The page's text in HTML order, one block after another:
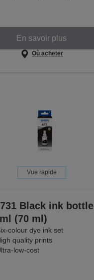
En savoir plus
Où acheter
Vue rapide
Black ink bottle
(70 ml)
colour dye ink set
quality prints
low-cost